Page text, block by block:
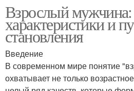
Взрослый
характеристики и
становления
Введение
В современном мире понятие
охватывает не только